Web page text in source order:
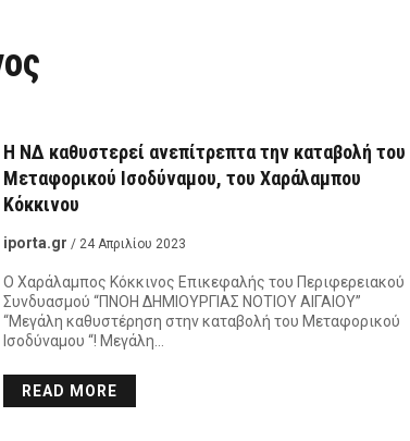
Η ΝΔ καθυστερεί ανεπίτρεπτα την καταβολή του
Μεταφορικού Ισοδύναμου, του Χαράλαμπου
Κόκκινου
iporta.gr / 24 Απριλίου 2023
Ο Χαράλαμπος Κόκκινος Επικεφαλής του Περιφερειακού
Συνδυασμού “ΠΝΟΗ ΔΗΜΙΟΥΡΓΙΑΣ ΝΟΤΙΟΥ ΑΙΓΑΙΟΥ”
“Μεγάλη καθυστέρηση στην καταβολή του Μεταφορικού
Ισοδύναμου “! Μεγάλη…
READ MORE